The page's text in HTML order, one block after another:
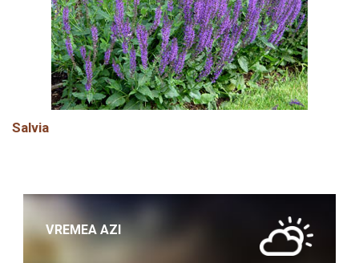
Salvia
VREMEA AZI